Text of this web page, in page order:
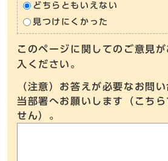
どちらともいえない
見つけにくかった
このページに関してのご意見
入ください。
（注意）お答えが必要なお問
当部署へお願いします（こち
せん）。